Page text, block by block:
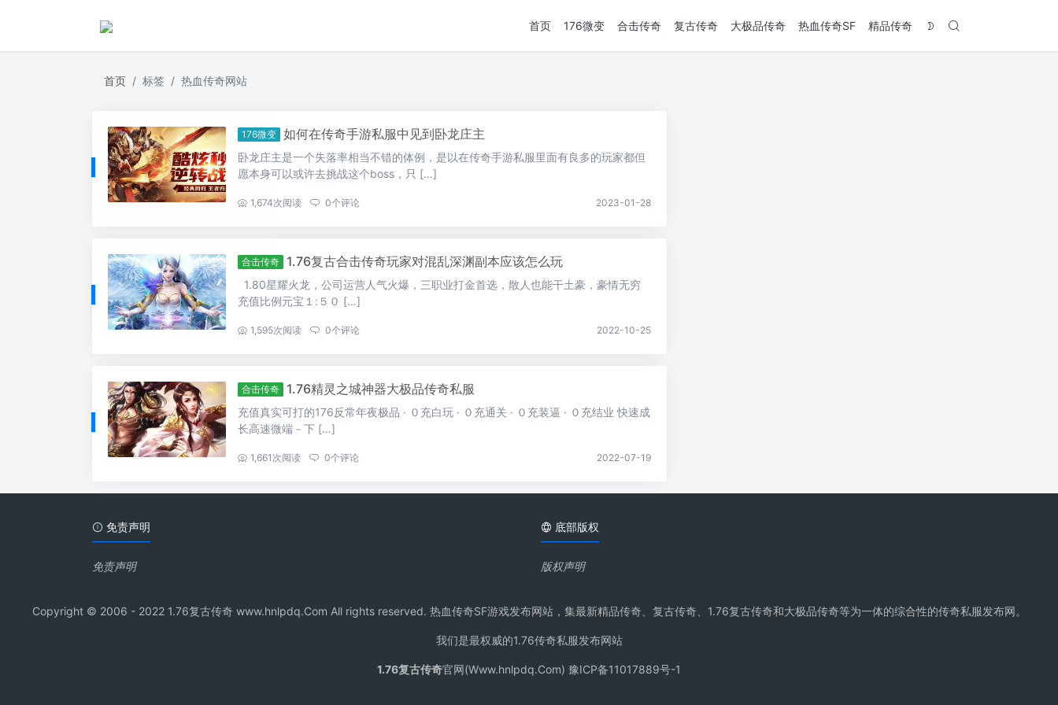
首页 176微变 合击传奇 复古传奇 大极品传奇 热血传奇SF 精品传奇
首页 标签 热血传奇网站
176微变 如何在传奇手游私服中见到卧龙庄主
卧龙庄主是一个失落率相当不错的体例，是以在传奇手游私服里面有良多的玩家都但
愿本身可以或许去挑战这个boss，只 […]
... 1,674次阅读 0个评论 2023-01-28
合击传奇 1.76复古合击传奇玩家对混乱深渊副本应该怎么玩
1.80星耀火龙，公司运营人气火爆，三职业打金首选，散人也能干土豪，豪情无穷
充值比例元宝１:５０ […]
... 1,595次阅读 0个评论 2022-10-25
合击传奇 1.76精灵之城神器大极品传奇私服
充值真实可打的176反常年夜极品 · ０充白玩 · ０充通关 · ０充装逼 · ０充结业 快速成
长高速微端－下 […]
... 1,661 次阅读 0个评论 2022-07-19
免责声明
免责声明
底部版权
版权声明
Copyright © 2006 - 2022 1.76复古传奇 www.hnlpdq.Com All rights reserved. 热血传奇SF游戏发布网站，集最新精品传奇、复古传奇、1.76复古传奇和大极品传奇等为一体的综合性的传奇私服发布网。
我们是最权威的1.76传奇私服发布网站
1.76复古传奇官网(Www.hnlpdq.Com) 豫ICP备11017889号-1